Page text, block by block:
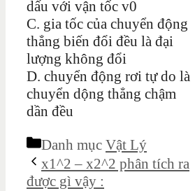
dấu với vận tốc v0
C. gia tốc của chuyển động
thẳng biến đổi đều là đại
lượng không đổi
D. chuyển động rơi tự do là
chuyển dộng thẳng chậm
dần đều
Danh mục Vật Lý
x1^2 – x2^2 phân tích ra
được gì vậy :